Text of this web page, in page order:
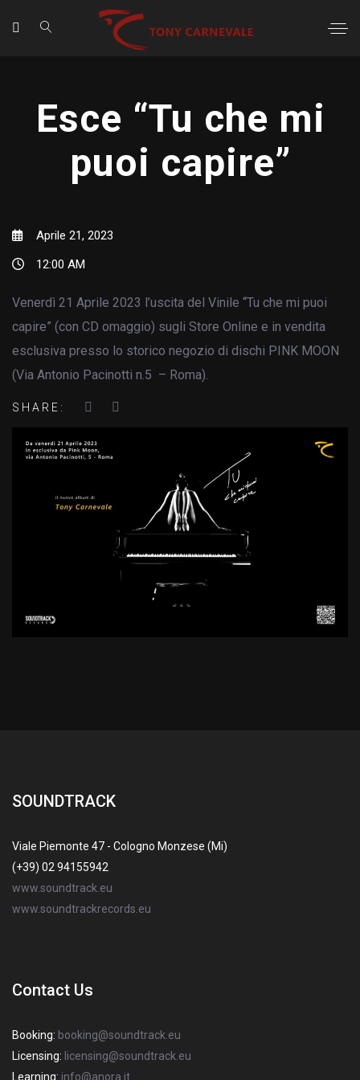
Esce “Tu che mi
puoi capire”
Aprile 21, 2023
12:00 AM
Venerdì 21 Aprile 2023 l’uscita del Vinile “Tu che mi puoi
capire” (con CD omaggio) sugli Store Online e in vendita
esclusiva presso lo storico negozio di dischi PINK MOON
(Via Antonio Pacinotti n.5 – Roma).
SHARE:
SOUNDTRACK
Viale Piemonte 47 - Cologno Monzese (Mi)
(+39) 02 94155942
www.soundtrack.eu
www.soundtrackrecords.eu
Contact Us
Booking: booking@soundtrack.eu
Licensing: licensing@soundtrack.eu
Learning: info@anora.it